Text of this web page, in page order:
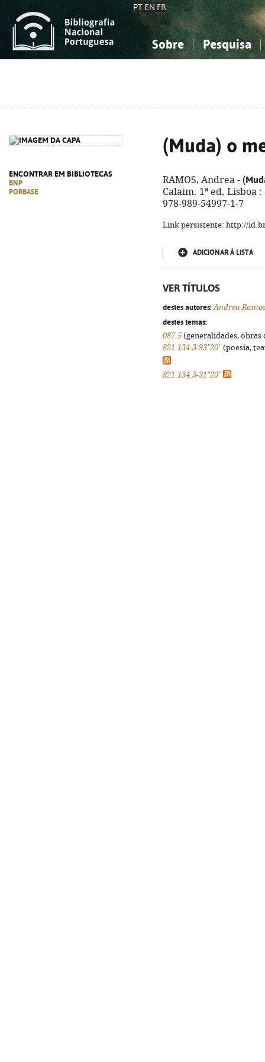
PT EN FR
Sobre Pesquisa
ENCONTRAR EM BIBLIOTECAS
BNP
PORBASE
(Muda) o
RAMOS, Andrea -
Calaim. 1ª ed. Lisboa
978-989-54997-1-7
Link persistente: http://
ADICIONAR À LISTA
VER TÍTULOS
destes autores: Andrea
destes temas:
087.5 (generalidades,
821.134.3-93"20"(poesia,
821.134.3-31"20"